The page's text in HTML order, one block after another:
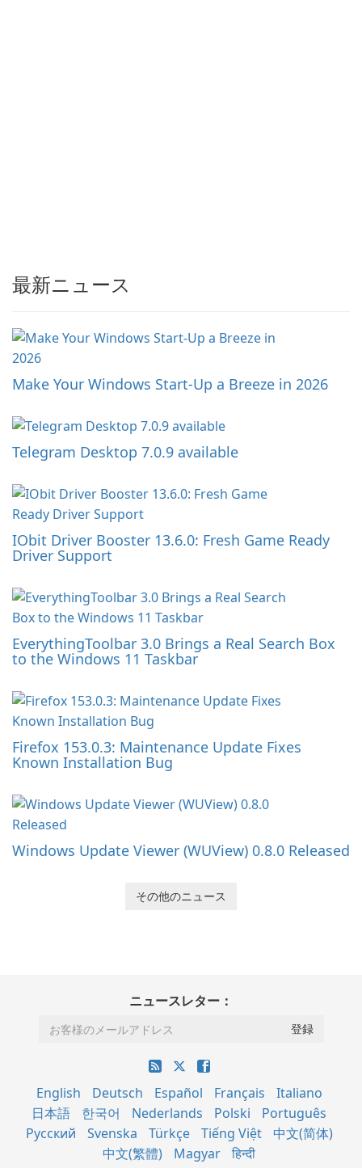
最新ニュース
Make Your Windows Start-Up a Breeze in 2026
Telegram Desktop 7.0.9 available
IObit Driver Booster 13.6.0: Fresh Game Ready
Driver Support
EverythingToolbar 3.0 Brings a Real Search Box
to the Windows 11 Taskbar
Firefox 153.0.3: Maintenance Update Fixes
Known Installation Bug
Windows Update Viewer (WUView) 0.8.0 Released
その他のニュース
ニュースレター：
English Deutsch Español Français
Italiano
日本語
한국어 Nederlands Polski
Português
Русский
Svenska Türkçe Tiếng Việt
中文(简体)
中文(繁體)
Magyar हिन्दी